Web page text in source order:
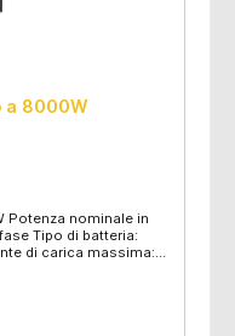
a 8000W
Potenza nominale in
Tipo di batteria:
di carica massima: